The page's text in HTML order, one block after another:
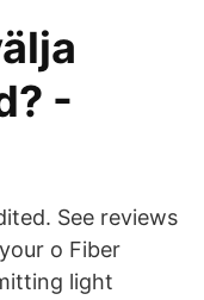
-
See reviews
o Fiber
light